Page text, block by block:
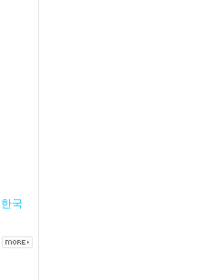
한국